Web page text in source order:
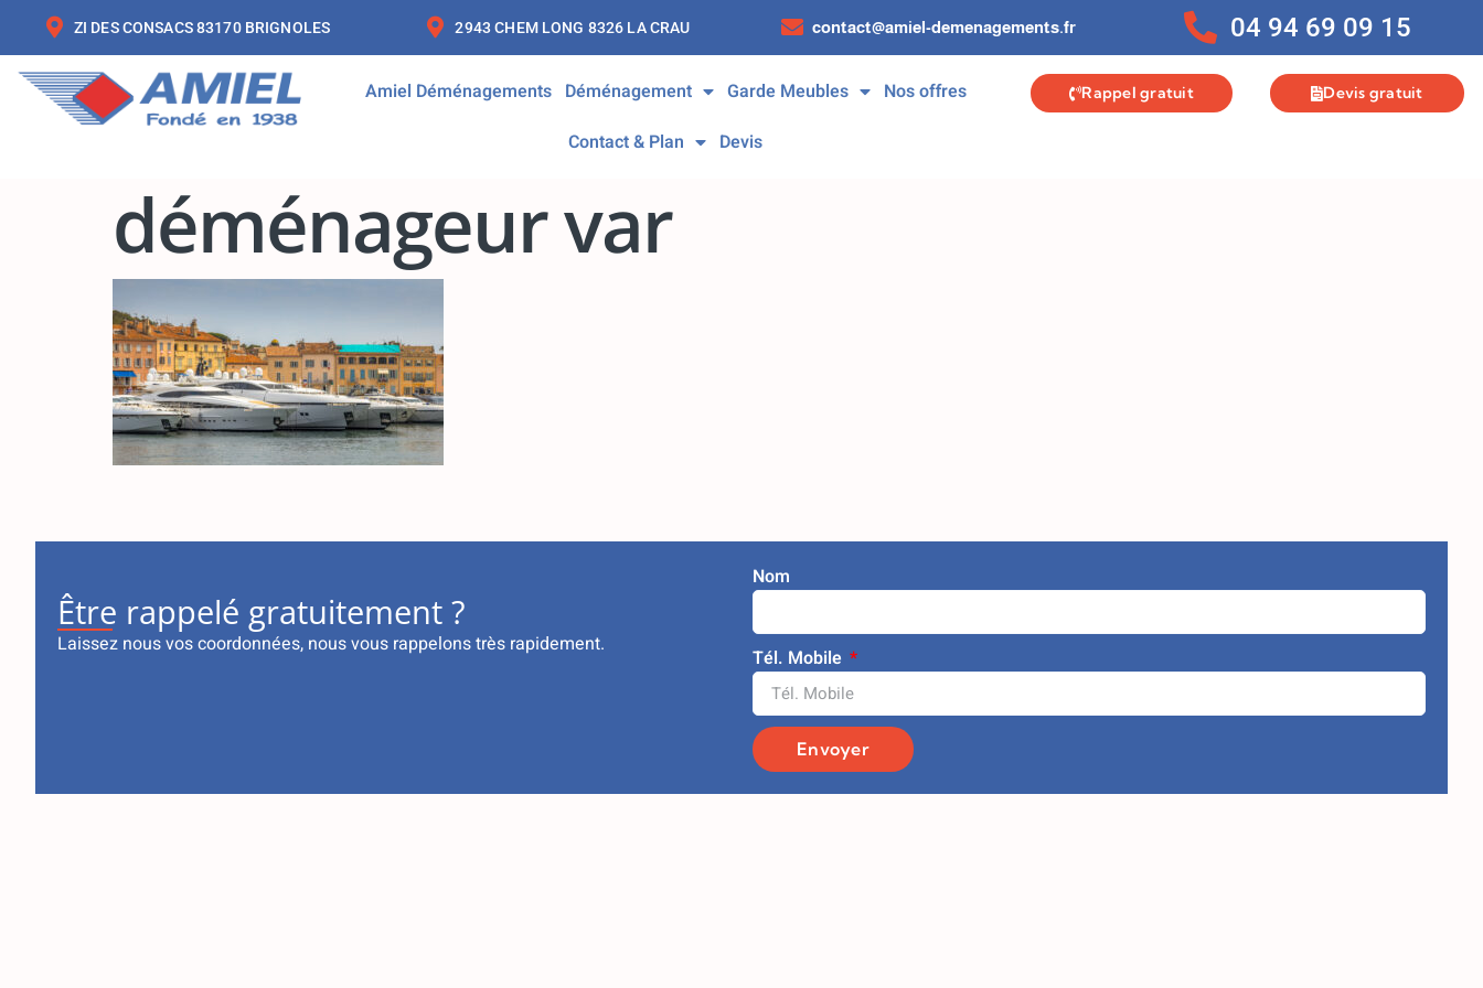
ZI DES CONSACS 83170 BRIGNOLES 2943 CHEM LONG 8326 LA CRAU contact@amiel-demenagements.fr 04 94 69 09 15
Amiel Déménagements Déménagement Garde Meubles
Nos offres
Contact & Plan
Devis
Rappel gratuit Devis gratuit
déménageur var
Être rappelé gratuitement ?
Laissez nous vos coordonnées, nous vous rappelons très rapidement.
Nom
Tél. Mobile
Envoyer